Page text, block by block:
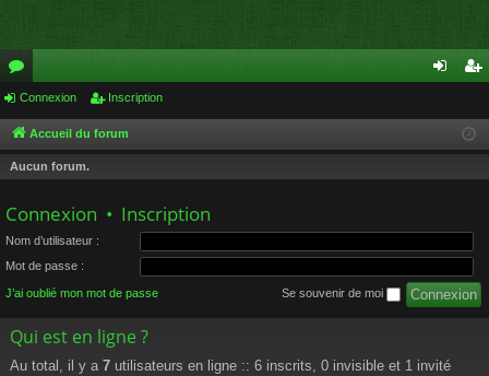
or
u
m
cri
Connexion Inscription
Accueil du forum
Aucun forum.
Connexion • Inscription
Nom d’utilisateur :
Mot de passe :
J’ai oublié mon mot de passe Se souvenir de moi
Qui est en ligne ?
Au total, il y a 7 utilisateurs en ligne :: 6 inscrits, 0 invisible et 1 invité